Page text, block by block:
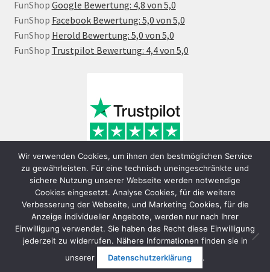
FunShop Google Bewertung: 4,8 von 5,0
FunShop Facebook Bewertung: 5,0 von 5,0
FunShop Herold Bewertung: 5,0 von 5,0
FunShop Trustpilot Bewertung: 4,4 von 5,0
© FunShop Wien - Hochqualitative Elektromobilität 2026
Datenschutzerklärung
Erstellt mit WooCommerce
Wir verwenden Cookies, um ihnen den bestmöglichen Service
zu gewährleisten. Für eine technisch uneingeschränkte und
sichere Nutzung unserer Webseite werden notwendige
Cookies eingesetzt. Analyse Cookies, für die weitere
Verbesserung der Webseite, und Marketing Cookies, für die
Anzeige individueller Angebote, werden nur nach Ihrer
Einwilligung verwendet. Sie haben das Recht diese Einwilligung
jederzeit zu widerrufen. Nähere Informationen finden sie in
unserer
Datenschutzerklärung .